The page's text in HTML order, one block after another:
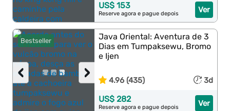
Ver
US$ 153
Reserve agora e pague depois
Bestseller
›
‹
Java Oriental: Aventura de 3
Dias em Tumpaksewu, Bromo
e Ijen
4.96 (435) 3d
Ver
US$ 282
Reserve agora e pague depois